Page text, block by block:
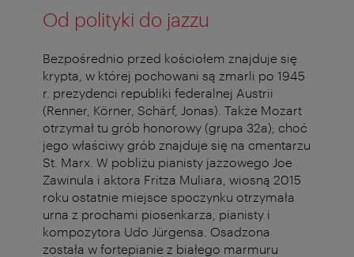
Od polityki do jazzu
Bezpośrednio przed kościołem znajduje się
krypta, w której pochowani są zmarli po 1945
r. prezydenci republiki federalnej Austrii
(Renner, Körner, Schärf, Jonas). Także Mozart
otrzymał tu grób honorowy (grupa 32a); choć
jego właściwy grób znajduje się na cmentarzu
St. Marx. W pobliżu pianisty jazzowego Joe
Zawinula i aktora Fritza Muliara, wiosną 2015
roku ostatnie miejsce spoczynku otrzymała
urna z prochami piosenkarza, pianisty i
kompozytora Udo Jürgensa. Osadzona
została w fortepianie z białego marmuru